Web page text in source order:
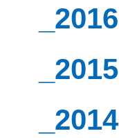
_2016
_2015
_2014